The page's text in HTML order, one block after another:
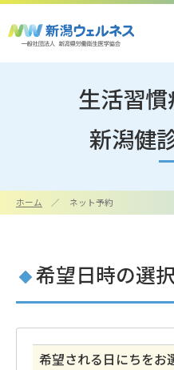
生活習
新潟健
ホーム ネット予約
希望日時の選択
希望される日にちをお